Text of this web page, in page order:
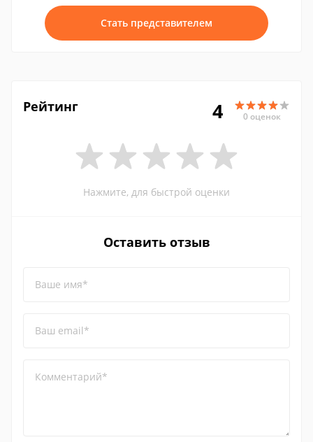
Стать представителем
Рейтинг 4 0 оценок
Нажмите, для быстрой оценки
Оставить отзыв
Ваше имя*
Ваш email*
Комментарий*